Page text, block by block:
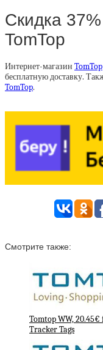
Скидка
TomTop
Интернет-магазин TomTop
бесплатную доставку.
TomTop.
Смотрите также:
Tomtop WW,
Tracker Tags